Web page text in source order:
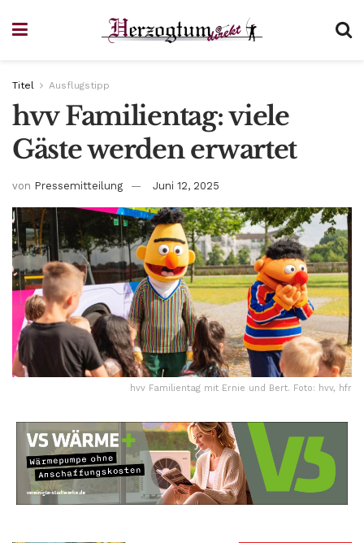
Titel Ausflugstipp
hvv Familientag: viele
Gäste werden erwartet
von Pressemitteilung Juni 12, 2025
hvv Familientag mit Ernie und Bert. Foto: hvv, hfr